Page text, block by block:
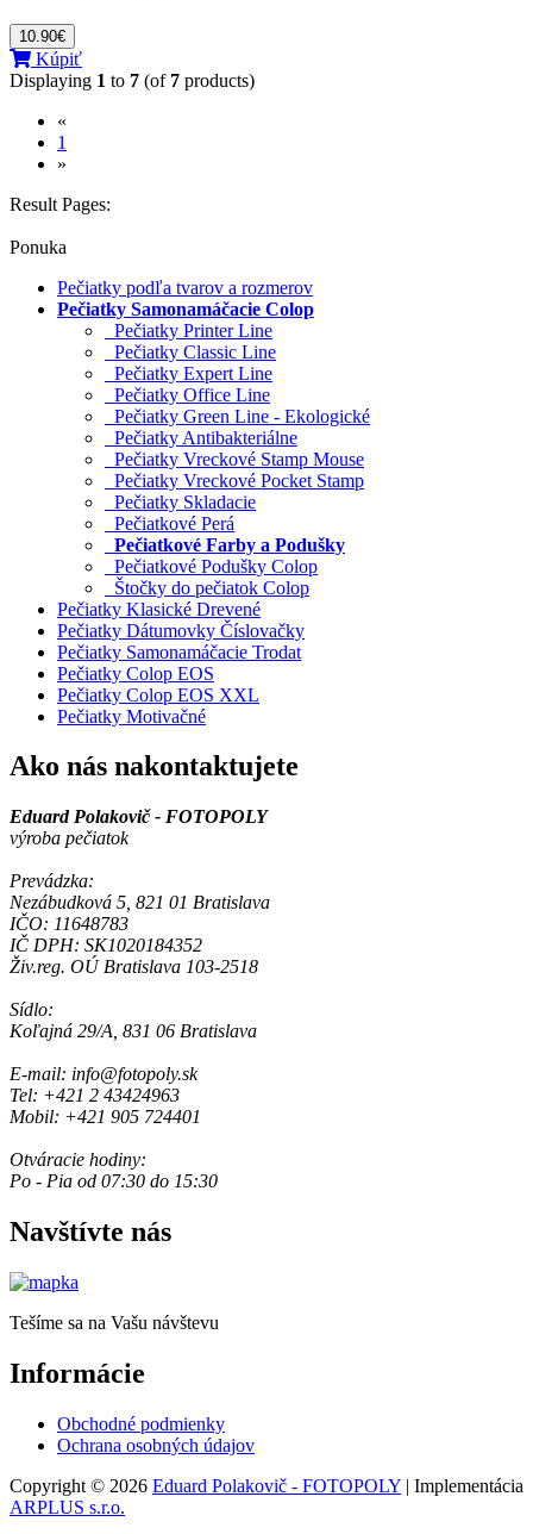
10.90€
Kúpiť
Displaying 1 to 7 (of 7 products)
«
1
»
Result Pages:
Ponuka
Pečiatky podľa tvarov a rozmerov
Pečiatky Samonamáčacie Colop
Pečiatky Printer Line
Pečiatky Classic Line
Pečiatky Expert Line
Pečiatky Office Line
Pečiatky Green Line - Ekologické
Pečiatky Antibakteriálne
Pečiatky Vreckové Stamp Mouse
Pečiatky Vreckové Pocket Stamp
Pečiatky Skladacie
Pečiatkové Perá
Pečiatkové Farby a Podušky
Pečiatkové Podušky Colop
Štočky do pečiatok Colop
Pečiatky Klasické Drevené
Pečiatky Dátumovky Číslovačky
Pečiatky Samonamáčacie Trodat
Pečiatky Colop EOS
Pečiatky Colop EOS XXL
Pečiatky Motivačné
Ako nás nakontaktujete
Eduard Polakovič - FOTOPOLY
výroba pečiatok
Prevádzka:
Nezábudková 5, 821 01 Bratislava
IČO: 11648783
IČ DPH: SK1020184352
Živ.reg. OÚ Bratislava 103-2518
Sídlo:
Koľajná 29/A, 831 06 Bratislava
E-mail: info@fotopoly.sk
Tel: +421 2 43424963
Mobil: +421 905 724401
Otváracie hodiny:
Po - Pia od 07:30 do 15:30
Navštívte nás
Tešíme sa na Vašu návštevu
Informácie
Obchodné podmienky
Ochrana osobných údajov
Copyright © 2026 Eduard Polakovič - FOTOPOLY | Implementácia
ARPLUS s.r.o.